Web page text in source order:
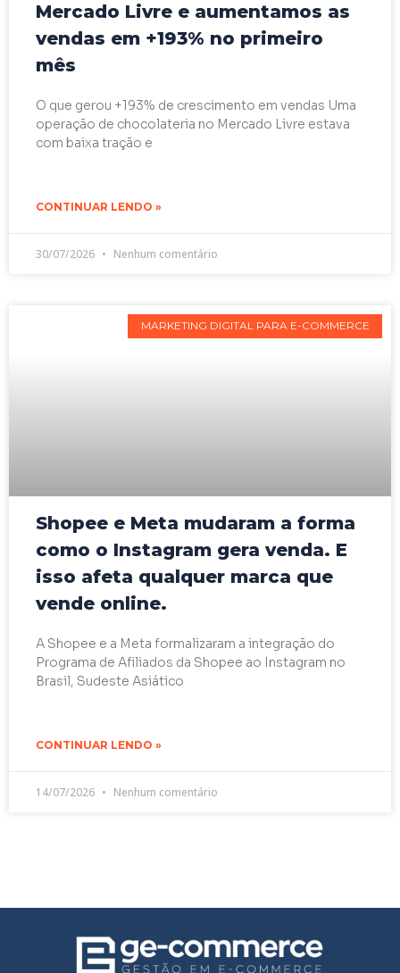
Mercado Livre e aumentamos as
vendas em +193% no primeiro
mês
O que gerou +193% de crescimento em vendas Uma
operação de chocolateria no Mercado Livre estava
com baixa tração e
CONTINUAR LENDO »
30/07/2026 Nenhum comentário
MARKETING DIGITAL PARA E-COMMERCE
Shopee e Meta mudaram a forma
como o Instagram gera venda. E
isso afeta qualquer marca que
vende online.
A Shopee e a Meta formalizaram a integração do
Programa de Afiliados da Shopee ao Instagram no
Brasil, Sudeste Asiático
CONTINUAR LENDO »
14/07/2026 Nenhum comentário